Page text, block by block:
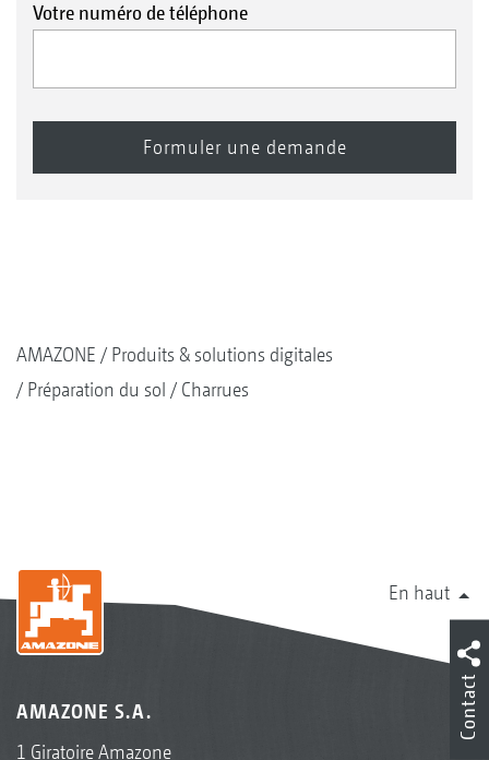
Votre numéro de téléphone
AMAZONE
Produits & solutions digitales
Préparation du sol
Charrues
En haut
AMAZONE S.A.
1 Giratoire Amazone
Contact